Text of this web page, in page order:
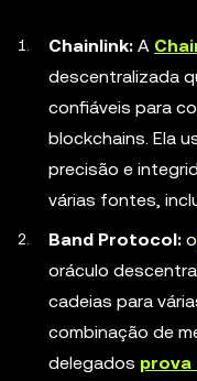
Chainlink: A
descentralizada
confiáveis para
blockchains. Ela
precisão e
várias fontes,
Band Protocol: o
oráculo
cadeias para
combinação de
delegados prova